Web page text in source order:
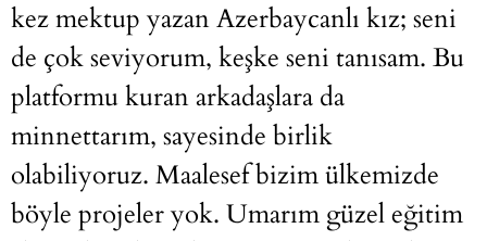
kez mektup yazan Azerbaycanlı kız; seni
de çok seviyorum, keşke seni tanısam. Bu
platformu kuran arkadaşlara da
minnettarım, sayesinde birlik
olabiliyoruz. Maalesef bizim ülkemizde
böyle projeler yok. Umarım güzel eğitim